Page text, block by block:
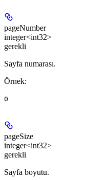
pageNumber
integer<int32>
gerekli
Sayfa numarası.
Örnek:
0
pageSize
integer<int32>
gerekli
Sayfa boyutu.